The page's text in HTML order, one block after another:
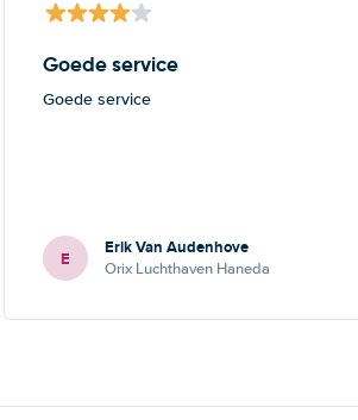
Goede service
Goede service
E Erik Van Audenhove
Orix Luchthaven Haneda